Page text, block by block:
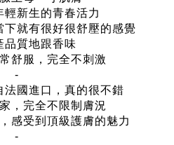
輕新生的青春活力
下就有很好很舒壓的感覺
品質地跟香味
舒服，完全不刺激
-
法國進口，真的很不錯
，完全不限制膚況
感受到頂級護膚的魅力
-